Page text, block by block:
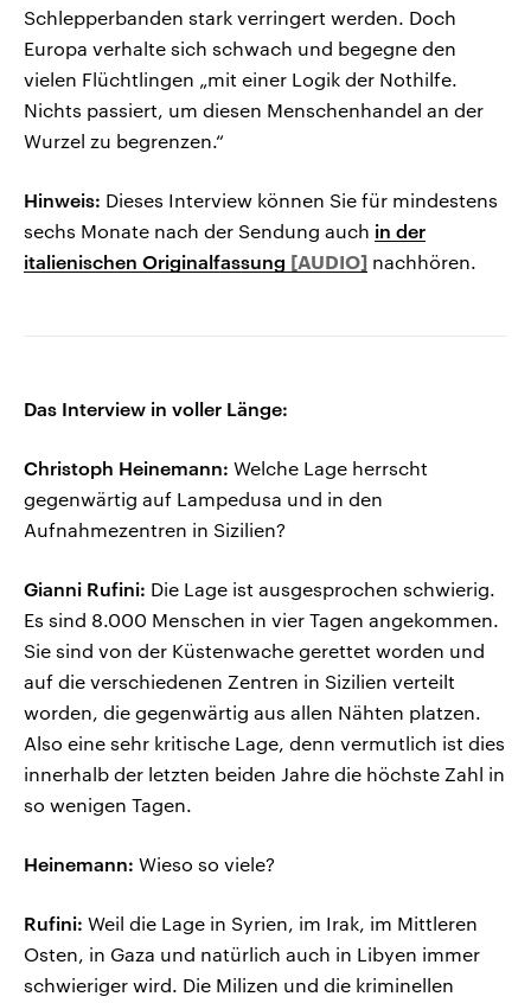
Schlepperbanden stark verringert werden. Doch
Europa verhalte sich schwach und begegne den
vielen Flüchtlingen „mit einer Logik der Nothilfe.
Nichts passiert, um diesen Menschenhandel an der
Wurzel zu begrenzen.“
Hinweis: Dieses Interview können Sie für mindestens
sechs Monate nach der Sendung auch in der
italienischen Originalfassung
nachhören.
Das Interview in voller Länge:
Christoph Heinemann: Welche Lage herrscht
gegenwärtig auf Lampedusa und in den
Aufnahmezentren in Sizilien?
Gianni Rufini: Die Lage ist ausgesprochen schwierig.
Es sind 8.000 Menschen in vier Tagen angekommen.
Sie sind von der Küstenwache gerettet worden und
auf die verschiedenen Zentren in Sizilien verteilt
worden, die gegenwärtig aus allen Nähten platzen.
Also eine sehr kritische Lage, denn vermutlich ist dies
innerhalb der letzten beiden Jahre die höchste Zahl in
so wenigen Tagen.
Heinemann: Wieso so viele?
Rufini: Weil die Lage in Syrien, im Irak, im Mittleren
Osten, in Gaza und natürlich auch in Libyen immer
schwieriger wird. Die Milizen und die kriminellen